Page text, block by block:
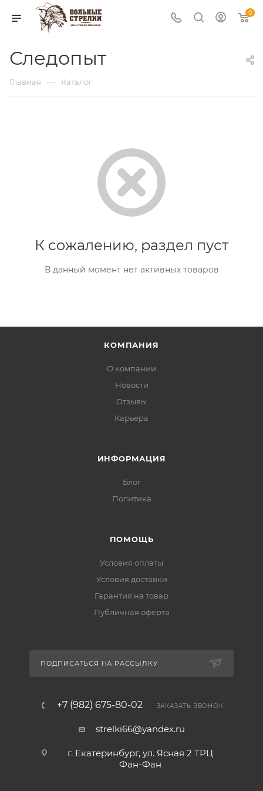
0
Следопыт
Главная — Каталог
К сожалению, раздел пуст
В данный момент нет активных товаров
КОМПАНИЯ
О компании
Новости
Отзывы
Карьера
ИНФОРМАЦИЯ
Блог
Политика
ПОМОЩЬ
Условия оплаты
Условия доставки
Гарантия на товар
Публичная оферта
ПОДПИСАТЬСЯ НА РАССЫЛКУ
+7 (982) 675-80-02 ЗАКАЗАТЬ ЗВОНОК
strelki66@yandex.ru
г. Екатеринбург, ул. Ясная 2 ТРЦ
Фан-Фан